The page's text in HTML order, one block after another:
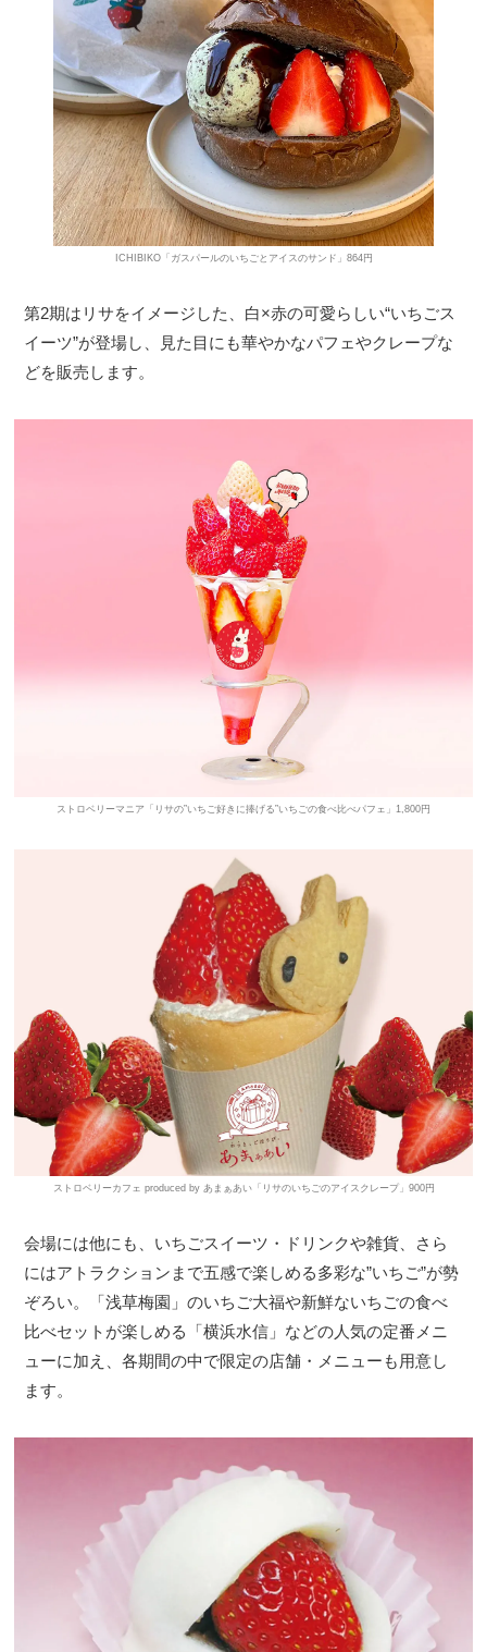
ICHIBIKO「ガスパールのいちごとアイスのサンド」864円
第2期はリサをイメージした、白×赤の可愛らしい“いちごス
イーツ”が登場し、見た目にも華やかなパフェやクレープな
どを販売します。
ストロベリーマニア「リサの”いちご好きに捧げる”いちごの食べ比べパフェ」1,800円
ストロベリーカフェ produced by あまぁあい「リサのいちごのアイスクレープ」900円
会場には他にも、いちごスイーツ・ドリンクや雑貨、さら
にはアトラクションまで五感で楽しめる多彩な”いちご”が勢
ぞろい。「浅草梅園」のいちご大福や新鮮ないちごの食べ
比べセットが楽しめる「横浜水信」などの人気の定番メニ
ューに加え、各期間の中で限定の店舗・メニューも用意し
ます。